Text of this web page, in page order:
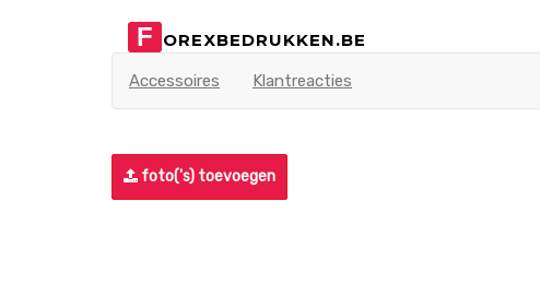
F OREXBEDRUKKEN.BE
Accessoires Klantreacties
foto('s) toevoegen